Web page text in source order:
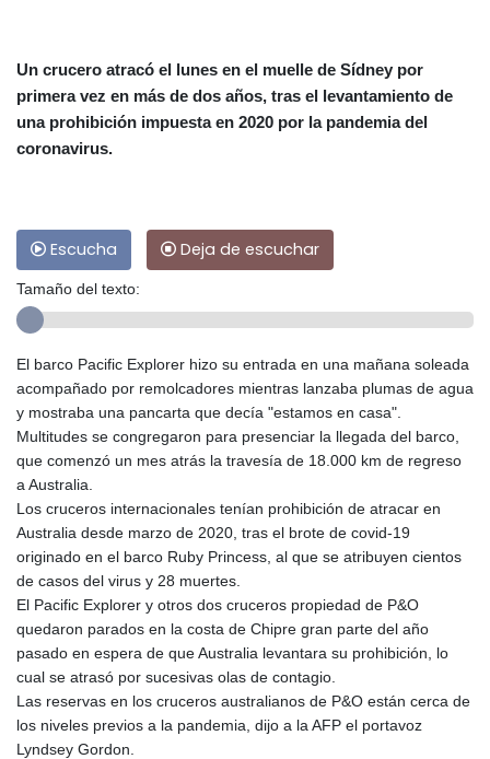
Un crucero atracó el lunes en el muelle de Sídney por
primera vez en más de dos años, tras el levantamiento de
una prohibición impuesta en 2020 por la pandemia del
coronavirus.
Escucha Deja de escuchar
Tamaño del texto:
El barco Pacific Explorer hizo su entrada en una mañana soleada
acompañado por remolcadores mientras lanzaba plumas de agua
y mostraba una pancarta que decía "estamos en casa".
Multitudes se congregaron para presenciar la llegada del barco,
que comenzó un mes atrás la travesía de 18.000 km de regreso
a Australia.
Los cruceros internacionales tenían prohibición de atracar en
Australia desde marzo de 2020, tras el brote de covid-19
originado en el barco Ruby Princess, al que se atribuyen cientos
de casos del virus y 28 muertes.
El Pacific Explorer y otros dos cruceros propiedad de P&O
quedaron parados en la costa de Chipre gran parte del año
pasado en espera de que Australia levantara su prohibición, lo
cual se atrasó por sucesivas olas de contagio.
Las reservas en los cruceros australianos de P&O están cerca de
los niveles previos a la pandemia, dijo a la AFP el portavoz
Lyndsey Gordon.